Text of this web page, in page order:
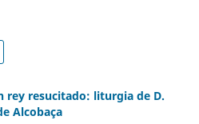
rey resucitado: liturgia de D.
Alcobaça